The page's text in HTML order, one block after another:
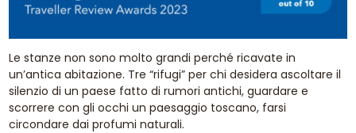
Le stanze non sono molto grandi perché ricavate in
un’antica abitazione. Tre “rifugi” per chi desidera ascoltare il
silenzio di un paese fatto di rumori antichi, guardare e
scorrere con gli occhi un paesaggio toscano, farsi
circondare dai profumi naturali.